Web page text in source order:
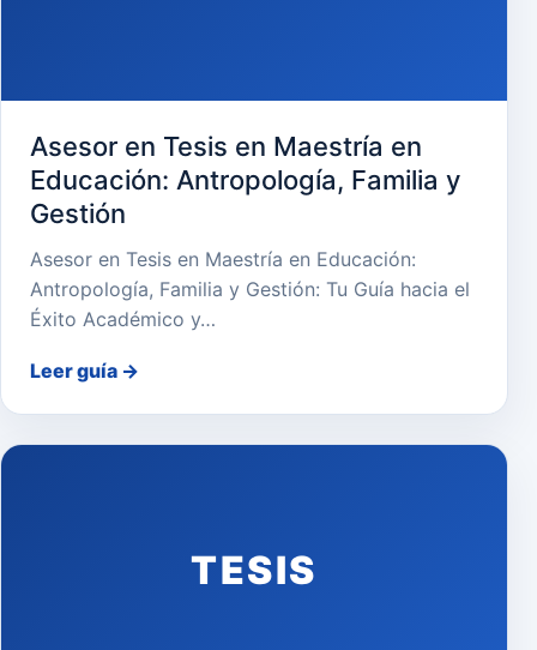
Asesor en Tesis en Maestría en
Educación: Antropología, Familia y
Gestión
Asesor en Tesis en Maestría en Educación:
Antropología, Familia y Gestión: Tu Guía hacia el
Éxito Académico y…
Leer guía →
TESIS